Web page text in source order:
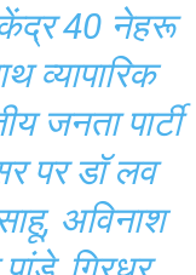
40 नेहरू
व्यापारिक
जनता पार्टी
पर डॉ लव
अविनाश